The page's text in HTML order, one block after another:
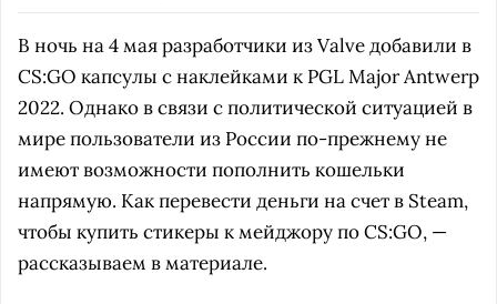
В ночь на 4 мая разработчики из Valve добавили в
CS:GO капсулы с наклейками к PGL Major Antwerp
2022. Однако в связи с политической ситуацией в
мире пользователи из России по-прежнему не
имеют возможности пополнить кошельки
напрямую. Как перевести деньги на счет в Steam,
чтобы купить стикеры к мейджору по CS:GO, —
рассказываем в материале.